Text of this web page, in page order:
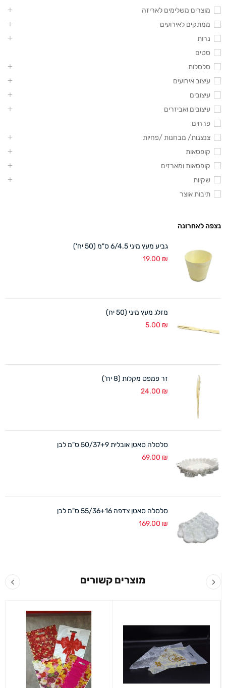
מוצרים משלימים לאריזה
ממתקים לאירועים
נרות
סטים
סלסלות
עיצוב אירועים
עיצובים
עיצובים ואביזרים
פרחים
צנצנות/ מבחנות /פחיות
קופסאות
קופסאות ומארזים
שקיות
תיבות אוצר
נצפה לאחרונה
גביע מעץ מיני 6/4.5 ס"מ (50 יח')
19.00 ₪
מזלג מעץ מיני (50 יח)
5.00 ₪
זר פמפס מקלות (8 יח')
24.00 ₪
סלסלה סאטן אובלית 50/37+9 ס"מ לבן
69.00 ₪
סלסלה סאטן צדפה 55/36+16 ס"מ לבן
169.00 ₪
מוצרים קשורים